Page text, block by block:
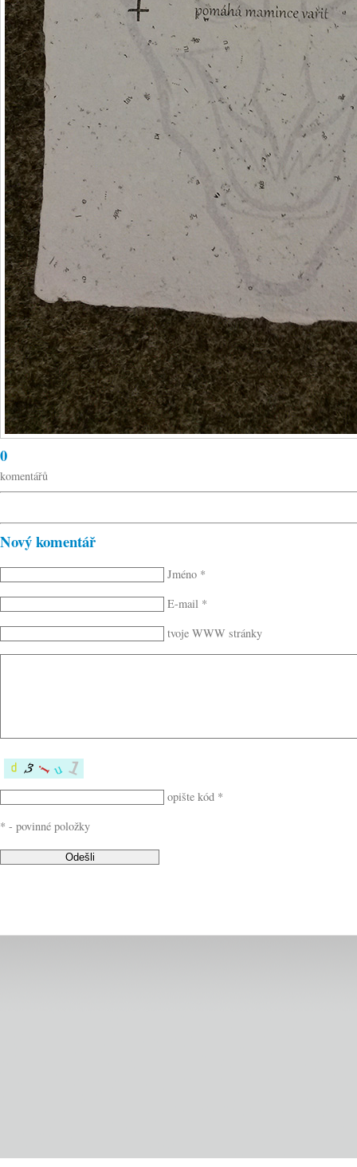
0
komentářů
Nový komentář
Jméno *
E-mail *
tvoje WWW stránky
opište kód *
* - povinné položky